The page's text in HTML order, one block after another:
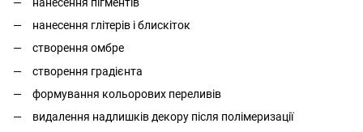
нанесення глітерів і блискіток
створення омбре
створення градієнта
формування кольорових переливів
видалення надлишків декору після полімеризації